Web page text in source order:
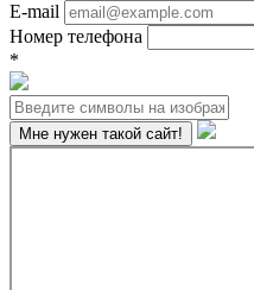
E-mail
Номер телефона
*